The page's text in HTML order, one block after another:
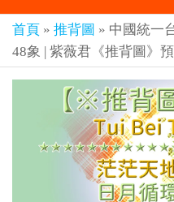
首頁 » 推背圖 » 中國統一
48象 | 紫薇君《推背圖》預